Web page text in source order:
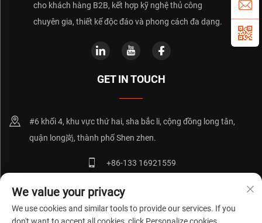
cho khách hàng B2B, kết hợp kỹ nghệ thủ công
chuyên gia, thiết kế độc đáo và phong cách đa dạng.
GET IN TOUCH
#6 khối 4, khu vực thứ hai, sha bắc li, cộng đồng long tân,
quận long岗, thành phố Shen zhen.
+86-133 16921559
[email protected]
We value your privacy
We use cookies and similar tools to provide our services. If you